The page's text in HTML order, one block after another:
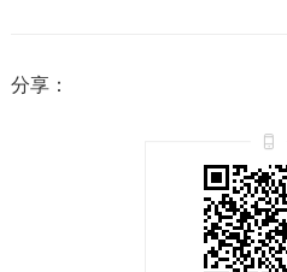
分享：